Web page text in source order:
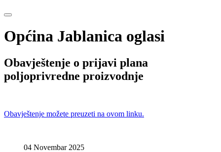
Općina Jablanica oglasi
Obavještenje o prijavi plana
poljoprivredne proizvodnje
Obavještenje možete preuzeti na ovom linku.
04 Novembar 2025